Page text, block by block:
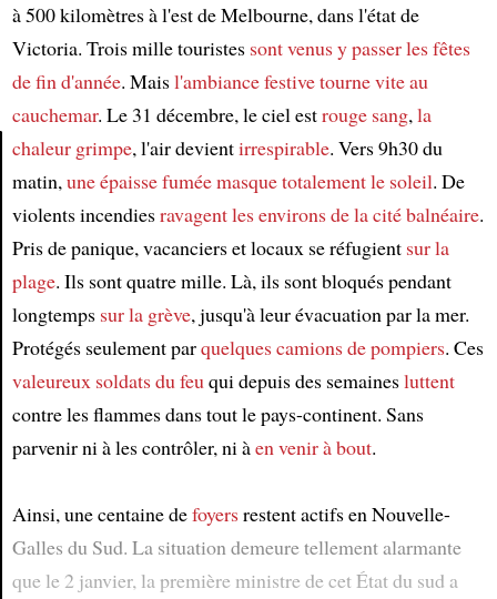
Article
à 500 kilomètres à l'est de Melbourne, dans l'état de
Victoria. Trois mille touristes sont venus y passer les fêtes
de fin d'année. Maisl'ambiance festivetourne vite au
cauchemar. Le 31 décembre, le ciel estrouge sang,la
chaleur grimpe, l'air devientirrespirable. Vers 9h30 du
matin,une épaisse fuméemasque totalement le soleil. De
violents incendiesravagentles environs de la cité balnéaire.
Pris de panique, vacanciers et locaux se réfugient sur la
plage. Ils sont quatre mille. Là, ils sont bloqués pendant
longtemps sur la grève, jusqu'à leur évacuation par la mer.
Protégés seulement parquelques camions de pompiers. Ces
valeureux soldats du feuqui depuis des semainesluttent
contre les flammes dans tout le pays-continent. Sans
parvenir ni à les contrôler, ni àen venir à bout.
Ainsi, une centaine defoyersrestent actifs en Nouvelle-
Galles du Sud. La situation demeure tellement alarmante
que le 2 janvier, la première ministre de cet État du sud a